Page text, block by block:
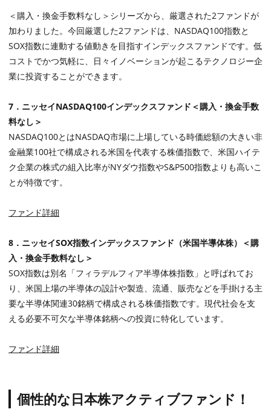
＜購入・換金手数料なし＞シリーズから、厳選された2ファンドが
加わりました。今回厳選した2ファンドは、 NASDAQ100指数と
SOX指数に連動する値動きを目指すインデックスファンドです。低
コストでかつ気軽に、日々イノベーションが起こるテクノロジー企
業に投資することができます。
7 ．ニッセイNASDAQ100インデックスファンド＜購入・換金手数
料なし＞
NASDAQ100とはNASDAQ市場に上場している時価総額の大きい非
金融業100社で構成される米国を代表する株価指数で、米国ハイテ
ク企業の株式の組入比率がNYダウ指数やS&P500指数よりも高いこ
とが特徴です。
ファンド詳細
8 ．ニッセイSOX指数インデックスファンド（米国半導体株）＜購
入・換金手数料なし＞
SOX指数は別名「フィラデルフィア半導体株指数」と呼ばれてお
り、米国上場の半導体の設計や製造、流通、販売などを手掛ける主
要な半導体関連30銘柄で構成される株価指数です。現代社会を支
える必要不可欠な半導体銘柄への投資に特化しています。
ファンド詳細
個性的な日本株アクティブファンド！